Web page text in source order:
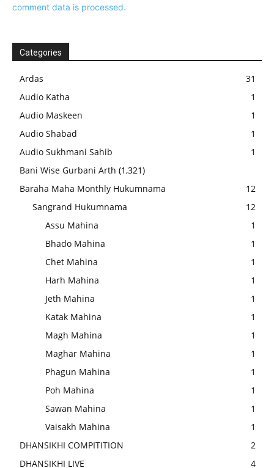
comment data is processed.
Categories
Ardas
31
Audio Katha
1
Audio Maskeen
1
Audio Shabad
1
Audio Sukhmani Sahib
1
Bani Wise Gurbani Arth (1,321)
Baraha Maha Monthly Hukumnama
12
Sangrand Hukumnama
12
Assu Mahina
1
Bhado Mahina
1
Chet Mahina
1
Harh Mahina
1
Jeth Mahina
1
Katak Mahina
1
Magh Mahina
1
Maghar Mahina
1
Phagun Mahina
1
Poh Mahina
1
Sawan Mahina
1
Vaisakh Mahina
1
DHANSIKHI COMPITITION
2
DHANSIKHI LIVE
4